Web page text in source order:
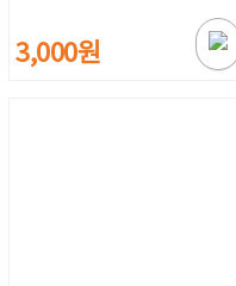
3,000원